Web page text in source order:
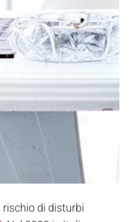
di disturbi